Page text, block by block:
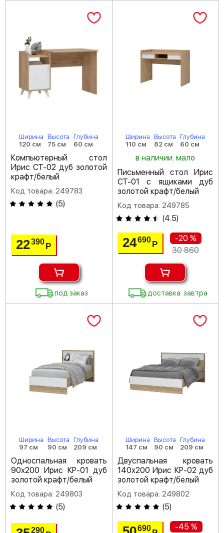
Ширина
120 см
Высота
75 см
Глубина
60 см
Компьютерный стол
Ирис СТ-02 дуб золотой
крафт/белый
Код товара: 249783
(5)
22390Р
под заказ
Ширина
110 см
Высота
82 см
Глубина
60 см
в наличии: мало
Письменный стол Ирис
СТ-01 с ящиками дуб
золотой крафт/белый
Код товара: 249785
(4.5)
24690 Р
-20 %
30 860
доставка: завтра
Ширина
97 см
Высота
90 см
Глубина
209 см
Односпальная кровать
90х200 Ирис КР-01 дуб
золотой крафт/белый
Код товара: 249803
(5)
290
Ширина
147 см
Высота
90 см
Глубина
209 см
Двуспальная кровать
140х200 Ирис КР-02 дуб
золотой крафт/белый
Код товара: 249802
(5)
690 -45 %